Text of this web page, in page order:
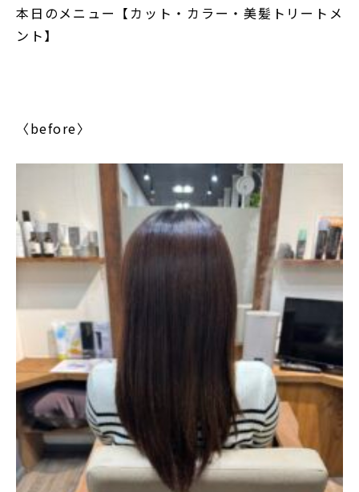
本日のメニュー【カット・カラー・美髪トリートメ
ント】
〈before〉